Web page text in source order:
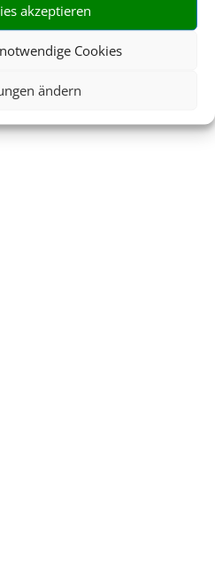
akzeptieren
Cookies
ändern